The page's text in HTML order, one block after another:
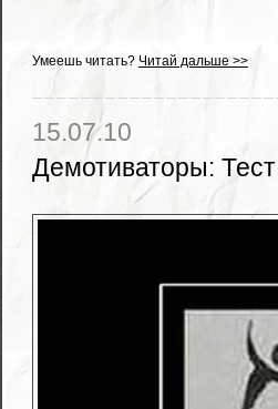
Умеешь читать? Читай дальше >>
15.07.10
Демотиваторы: